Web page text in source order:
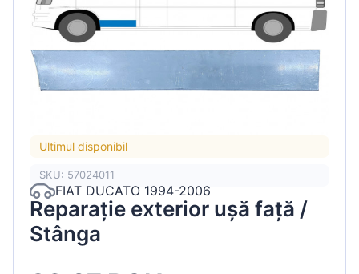
Ultimul disponibil
SKU: 57024011
FIAT DUCATO 1994-2006
Reparație exterior ușă față /
Stânga